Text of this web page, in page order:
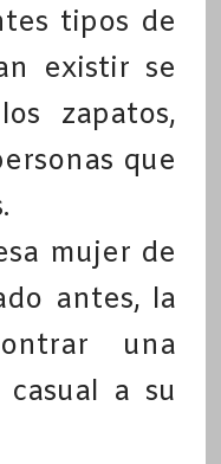
tipos de
existir se
zapatos,
que
mujer de
antes, la
una
a su